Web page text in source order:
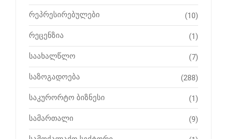
რეპრესირებულები (10)
რეცენზია (1)
საახალწლო (7)
საზოგადოება (288)
საკურორტო ბიზნესი (1)
სამართალი (9)